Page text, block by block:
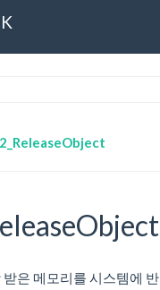
은 메모리를 시스템에